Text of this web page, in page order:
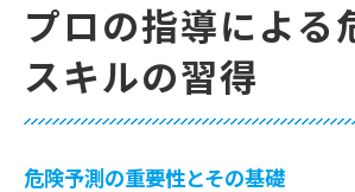
プロの指導による
スキルの習得
危険予測の重要性とその基礎